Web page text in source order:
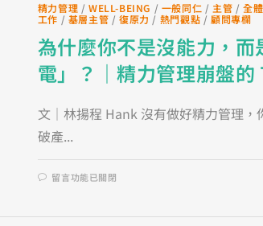
精力管理 /WELL-BEING / 一般同仁 / 主管 /全
工作 / 基層主管 /復原力 / 熱門觀點 / 顧問專欄
為什麼你不是沒能力，而
電」？｜精力管理崩盤的
文｜林揚程 Hank 沒有做好精力管理，
破產...
留言功能已關閉